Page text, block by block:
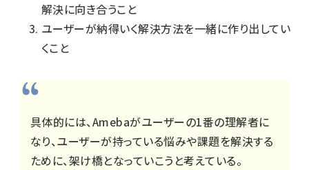
解決に向き合うこと
ユーザーが納得いく解決方法を一緒に作り出してい
くこと
具体的には、Amebaがユーザーの1番の理解者に
なり、ユーザーが持っている悩みや課題を解決する
ために、架け橋となっていこうと考えている。